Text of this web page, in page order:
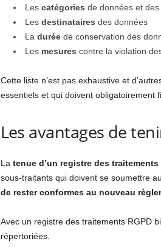
Les catégories de données et
Les destinataires des données
La duréede conservation des
Les mesures contre la violation
Cette liste n’est pas exhaustive et
essentiels et qui doivent obligatoirement
Les avantages de
La tenue d’un registre des
sous-traitants qui doivent se soumettre
de rester conformes au nouveau
Avec un registre des traitements RGPD
répertoriées.